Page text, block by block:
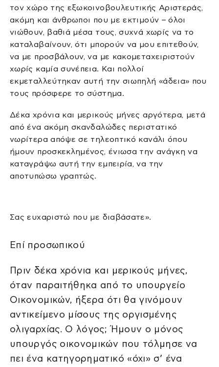
τον χώρο της εξωκοινοβουλευτικής Αριστεράς,
ακόμη και άνθρωποι που με εκτιμούν – όλοι
νιώθουν, βαθιά μέσα τους, συχνά χωρίς να το
καταλαβαίνουν, ότι μπορούν να μου επιτεθούν,
να με προσβάλουν, να με κακομεταχειριστούν
χωρίς καμία συνέπεια. Και πολλοί
εκμεταλλεύτηκαν αυτή την σιωπηλή «άδεια» που
τους πρόσφερε το σύστημα.
Δέκα χρόνια και μερικούς μήνες αργότερα, μετά
από ένα ακόμη σκανδαλώδες περιστατικό
νωρίτερα απόψε σε τηλεοπτικό κανάλι όπου
ήμουν προσκεκλημένος, ένιωσα την ανάγκη να
καταγράψω αυτή την εμπειρία, να την
αποτυπώσω γραπτώς.
Σας ευχαριστώ που με διαβάσατε».
Επί προσωπικού
Πριν δέκα χρόνια και μερικούς μήνες,
όταν παραιτήθηκα από το υπουργείο
Οικονομικών, ήξερα ότι θα γινόμουν
αντικείμενο μίσους της οργισμένης
ολιγαρχίας. Ο λόγος; Ήμουν ο μόνος
υπουργός οικονομικών που τόλμησε να
πει ένα κατηγορηματικό «όχι» σ’ ένα